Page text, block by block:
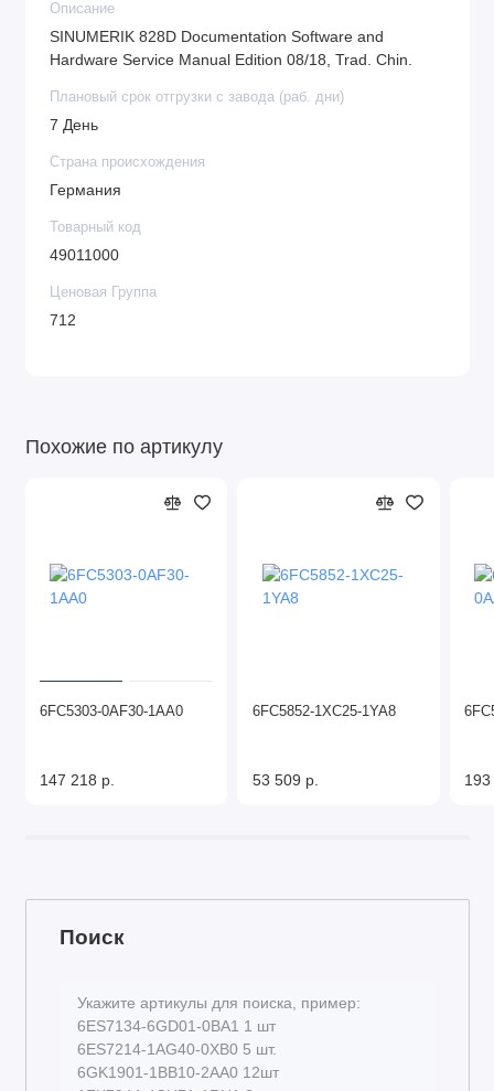
Описание
SINUMERIK 828D Documentation Software and
Hardware Service Manual Edition 08/18, Trad. Chin.
Плановый срок отгрузки с завода (раб. дни)
7 День
Страна происхождения
Германия
Товарный код
49011000
Ценовая Группа
712
Похожие по артикулу
6FC5303-0AF30-1AA0
147 218 р.
6FC5852-1XC25-1YA8
53 509 р.
Поиск